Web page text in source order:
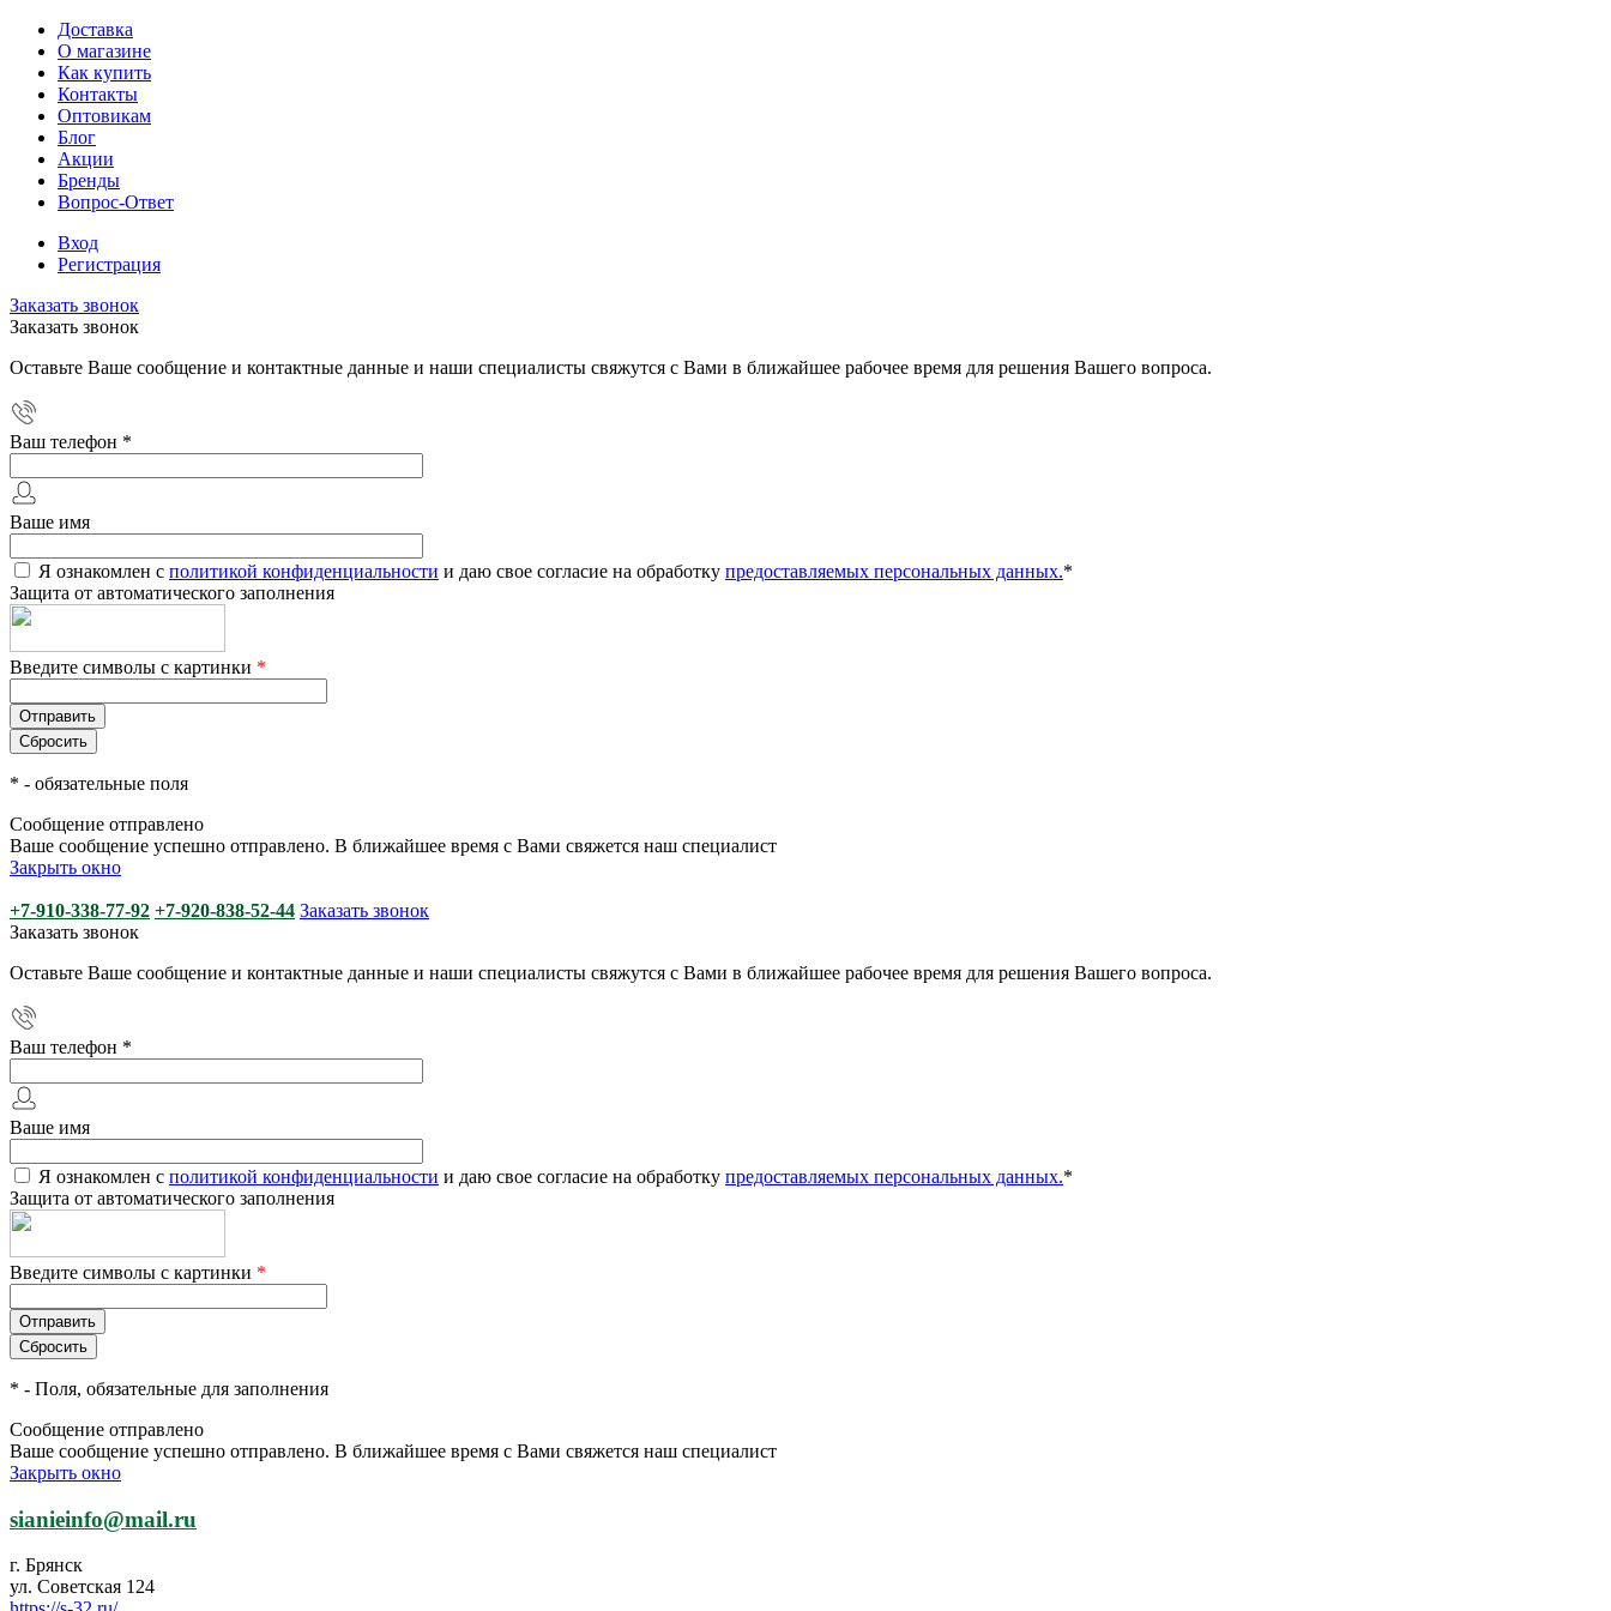
Доставка
О магазине
Как купить
Контакты
Оптовикам
Блог
Акции
Бренды
Вопрос-Ответ
Вход
Регистрация
Заказать звонок
Заказать звонок
Оставьте Ваше сообщение и контактные данные и наши специалисты свяжутся с Вами в ближайшее рабочее время для решения Вашего вопроса.
Ваш телефон *
Ваше имя
Я ознакомлен с политикой конфиденциальности и даю свое согласие на обработку предоставляемых персональных данных.*
Защита от автоматического заполнения
Введите символы с картинки *
* - обязательные поля
Сообщение отправлено
Ваше сообщение успешно отправлено. В ближайшее время с Вами свяжется наш специалист
Закрыть окно
+7-910-338-77-92 +7-920-838-52-44 Заказать звонок
Заказать звонок
Оставьте Ваше сообщение и контактные данные и наши специалисты свяжутся с Вами в ближайшее рабочее время для решения Вашего вопроса.
Ваш телефон *
Ваше имя
Я ознакомлен с политикой конфиденциальности и даю свое согласие на обработку предоставляемых персональных данных.*
Защита от автоматического заполнения
Введите символы с картинки *
* - Поля, обязательные для заполнения
Сообщение отправлено
Ваше сообщение успешно отправлено. В ближайшее время с Вами свяжется наш специалист
Закрыть окно
sianieinfo@mail.ru
г. Брянск
ул. Советская 124